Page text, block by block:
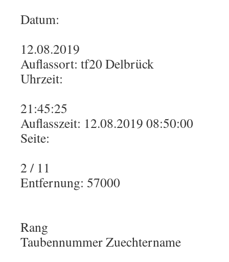
Datum:
12.08.2019
Auflassort: tf20 Delbrück
Uhrzeit:
21:45:25
Auflasszeit: 12.08.2019 08:50:00
Seite:
2 / 11
Entfernung: 57000
Rang
Taubennummer Zuechtername